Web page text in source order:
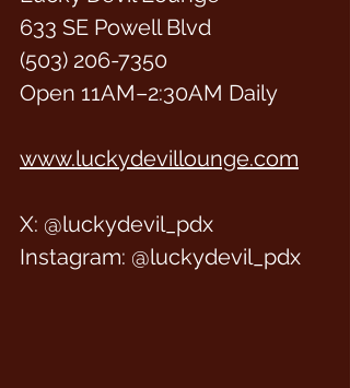
633 SE Powell Blvd
(503) 206-7350
Open 11AM–2:30AM Daily
www.luckydevillounge.com
X: @luckydevil_pdx
Instagram: @luckydevil_pdx